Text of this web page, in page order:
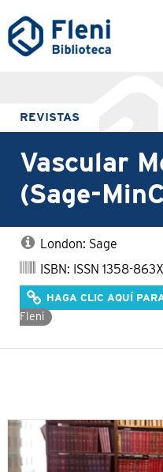
REVISTAS
Vascular
(Sage-
London: Sage
ISBN: ISSN 1358-863X
HAGA CLIC AQUÍ
Fleni